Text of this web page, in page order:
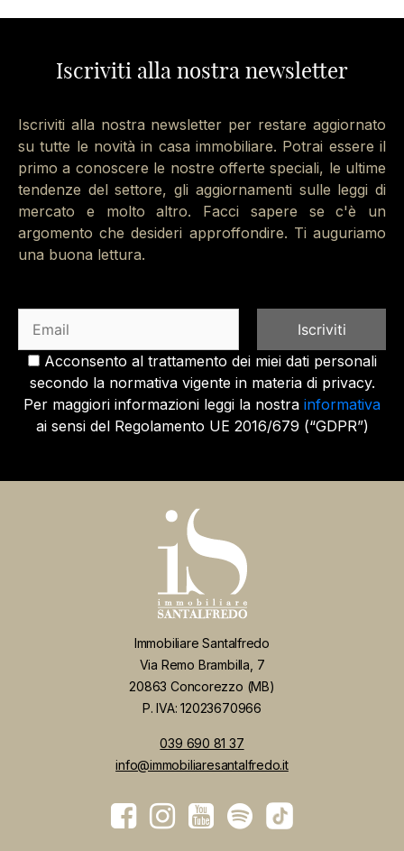
Iscriviti alla nostra newsletter
Iscriviti alla nostra newsletter per restare aggiornato
su tutte le novità in casa immobiliare. Potrai essere il
primo a conoscere le nostre offerte speciali, le ultime
tendenze del settore, gli aggiornamenti sulle leggi di
mercato e molto altro. Facci sapere se c'è un
argomento che desideri approffondire. Ti auguriamo
una buona lettura.
Acconsento al trattamento dei miei dati personali
secondo la normativa vigente in materia di privacy.
Per maggiori informazioni leggi la nostra informativa
ai sensi del Regolamento UE 2016/679 (“GDPR”)
Immobiliare Santalfredo
Via Remo Brambilla, 7
20863 Concorezzo (MB)
P. IVA: 12023670966
039 690 81 37
info@immobiliaresantalfredo.it